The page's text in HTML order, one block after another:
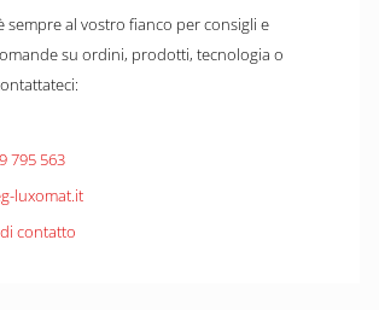
sempre al vostro fianco per consigli e
su ordini, prodotti, tecnologia o
795 563
luxomat.it
contatto